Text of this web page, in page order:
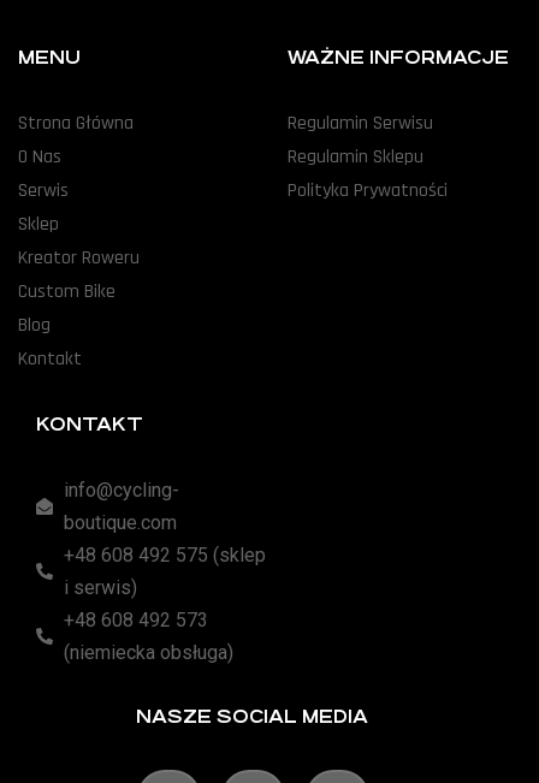
MENU
Strona Główna
O Nas
Serwis
Sklep
Kreator Roweru
Custom Bike
Blog
Kontakt
WAŻNE INFORMACJE
Regulamin Serwisu
Regulamin Sklepu
Polityka Prywatności
KONTAKT
info@cycling-
boutique.com
+48 608 492 575 (sklep
i serwis)
+48 608 492 573
(niemiecka obsługa)
NASZE SOCIAL MEDIA